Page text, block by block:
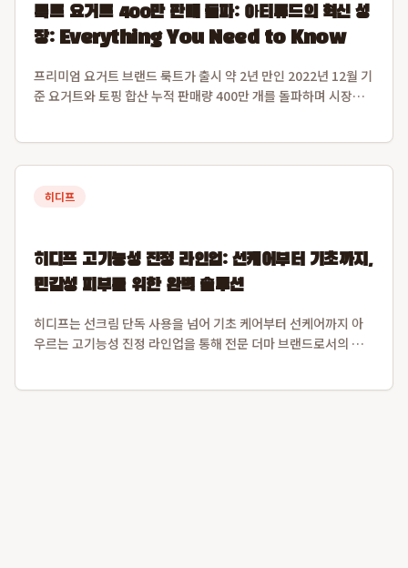
룩트 요거트 400만 판매 돌파: 아티튜드의 혁신 성
장: Everything You Need to Know
프리미엄 요거트 브랜드 룩트가 출시 약 2년 만인 2022년 12월 기
준 요거트와 토핑 합산 누적 판매량 400만 개를 돌파하며 시장에
히디프
히디프 고기능성 진정 라인업: 선케어부터 기초까지,
민감성 피부를 위한 완벽 솔루션
히디프는 선크림 단독 사용을 넘어 기초 케어부터 선케어까지 아
우르는 고기능성 진정 라인업을 통해 전문 더마 브랜드로서의 이